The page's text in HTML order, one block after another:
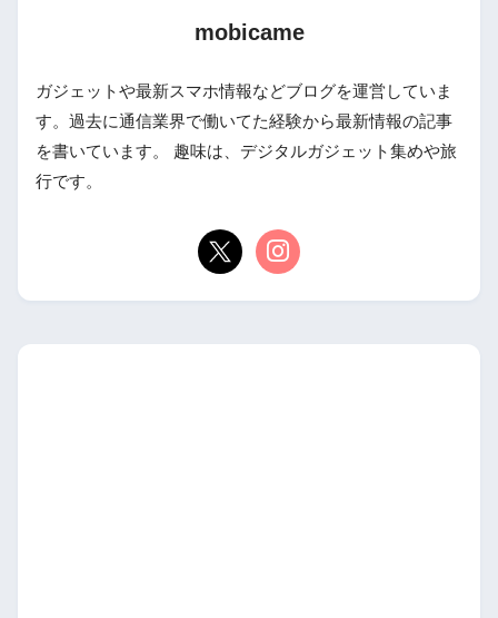
mobicame
ガジェットや最新スマホ情報などブログを運営していま
す。過去に通信業界で働いてた経験から最新情報の記事
を書いています。 趣味は、デジタルガジェット集めや旅
行です。